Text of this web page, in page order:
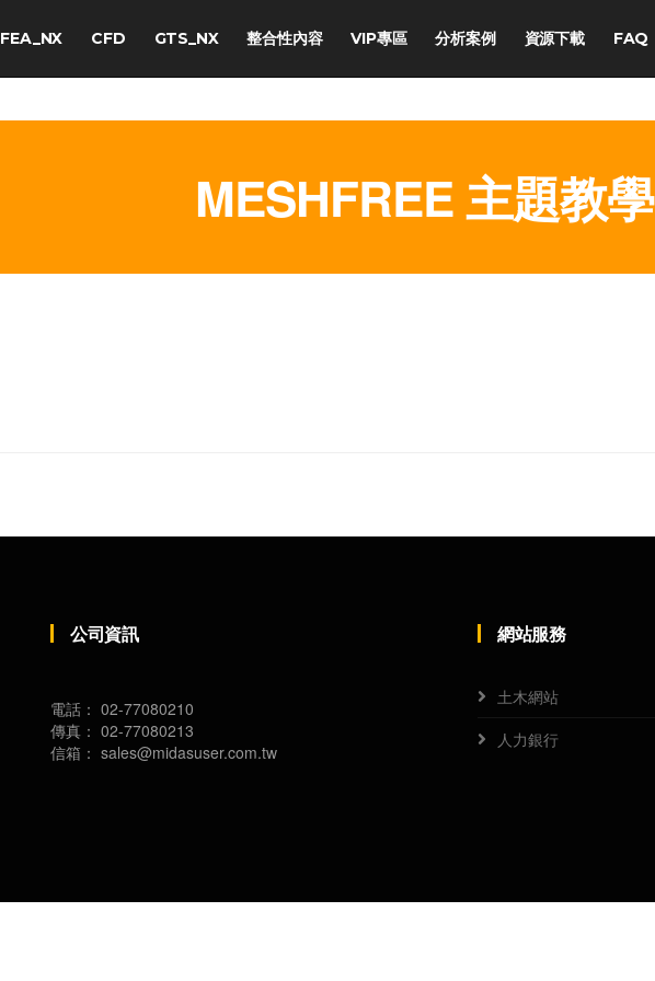
FEA_NX CFD GTS_NX 整合性內容 VIP專區 分析案例 資源下載 FAQ
MESHFREE主題教學
公司資訊
電話： 02-77080210
傳真： 02-77080213
信箱： sales@midasuser.com.tw
網站服務
土木網站
人力銀行